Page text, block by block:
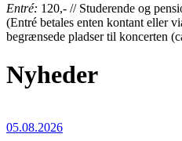
Entré: 120,- // Studerende og
(Entré betales enten kontant eller
begrænsede pladser til koncerten
Nyheder
05.08.2026